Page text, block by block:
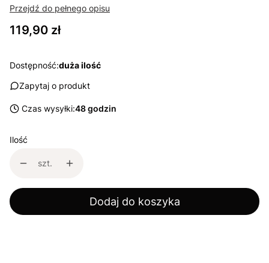
Przejdź do pełnego opisu
Cena
119,90 zł
Dostępność:duża ilość
Zapytaj o produkt
Czas wysyłki:48 godzin
Ilość
szt.
Dodaj do koszyka